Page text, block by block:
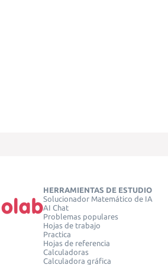
HERRAMIENTAS DE ESTUDIO
Solucionador Matemático de IA
AI Chat
Problemas populares
Hojas de trabajo
Practica
Hojas de referencia
Calculadoras
Calculadora gráfica